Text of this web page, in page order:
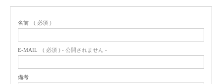
名前 ( 必須 )
E-MAIL ( 必須 ) - 公開されません -
備考